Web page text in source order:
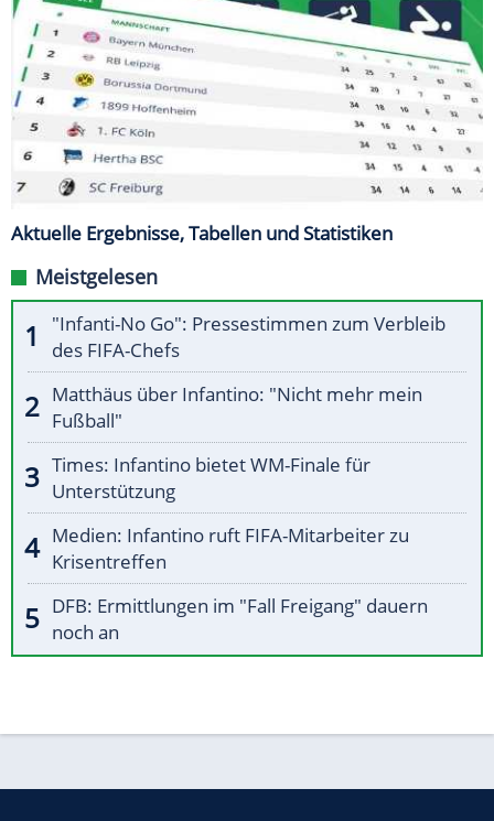
Aktuelle Ergebnisse, Tabellen und Statistiken
Meistgelesen
"Infanti-No Go": Pressestimmen zum Verbleib
des FIFA-Chefs
Matthäus über Infantino: "Nicht mehr mein
Fußball"
Times: Infantino bietet WM-Finale für
Unterstützung
Medien: Infantino ruft FIFA-Mitarbeiter zu
Krisentreffen
DFB: Ermittlungen im "Fall Freigang" dauern
noch an